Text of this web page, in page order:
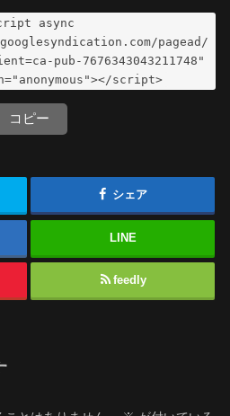
async
pagead/
pub-7676343043211748"
script>
コピー
シェア
LINE
feedly